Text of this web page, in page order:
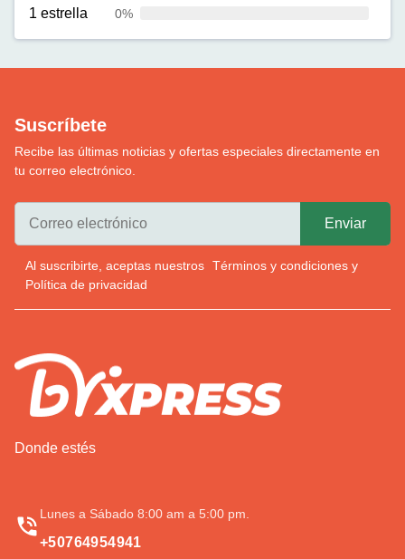
1 estrella 0%
Suscríbete
Recibe las últimas noticias y ofertas especiales directamente en
tu correo electrónico.
Al suscribirte, aceptas nuestros Términos y condiciones y
Política de privacidad
Donde estés
Lunes a Sábado 8:00 am a 5:00 pm.
+50764954941